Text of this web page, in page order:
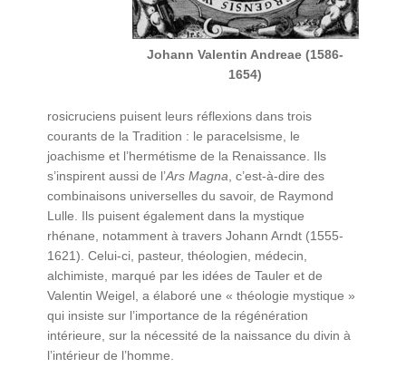
Johann Valentin Andreae (1586-
1654)
rosicruciens puisent leurs réflexions dans trois
courants de la Tradition : le paracelsisme, le
joachisme et l’hermétisme de la Renaissance. Ils
s’inspirent aussi de l’Ars Magna , c’est-à-dire des
combinaisons universelles du savoir, de Raymond
Lulle. Ils puisent également dans la mystique
rhénane, notamment à travers Johann Arndt (1555-
1621). Celui-ci, pasteur, théologien, médecin,
alchimiste, marqué par les idées de Tauler et de
Valentin Weigel, a élaboré une « théologie mystique »
qui insiste sur l’importance de la régénération
intérieure, sur la nécessité de la naissance du divin à
l’intérieur de l’homme.